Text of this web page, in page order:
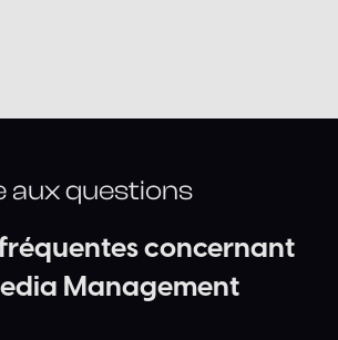
aux questions
concernant
Management